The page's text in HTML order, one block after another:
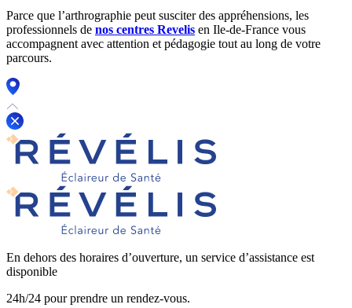
Parce que l’arthrographie peut susciter des appréhensions, les
professionnels de nos centres Revelis en Ile-de-France vous
accompagnent avec attention et pédagogie tout au long de votre
parcours.
En dehors des horaires d’ouverture, un service d’assistance est
disponible
24h/24 pour prendre un rendez-vous.